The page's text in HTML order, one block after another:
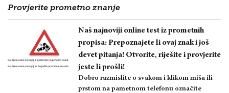
Provjerite prometno znanje
Naš najnoviji online test iz prometnih
propisa: Prepoznajete li ovaj znak i još
devet pitanja! Otvorite, riješite i provjerite
jeste li prošli!
Dobro razmislite o svakom i klikom miša ili
prstom na pametnom telefonu označite